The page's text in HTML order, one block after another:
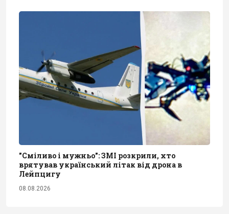
"Сміливо і мужньо": ЗМІ розкрили, хто
врятував український літак від дрона в
Лейпцигу
08.08.2026